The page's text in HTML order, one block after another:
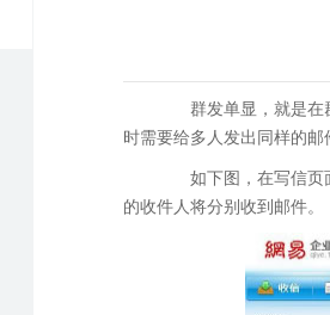
群发单显，就是在群
时需要给多人发出同样的
如下图，在写信页面
的收件人将分别收到邮件。